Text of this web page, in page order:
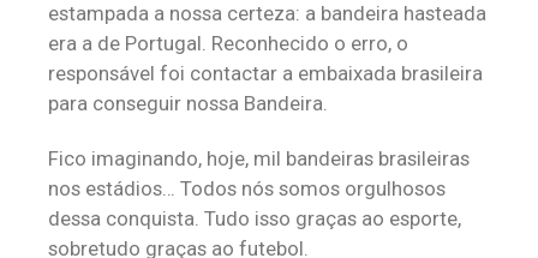
estampada a nossa certeza: a bandeira hasteada
era a de Portugal. Reconhecido o erro, o
responsável foi contactar a embaixada brasileira
para conseguir nossa Bandeira.
Fico imaginando, hoje, mil bandeiras brasileiras
nos estádios… Todos nós somos orgulhosos
dessa conquista. Tudo isso graças ao esporte,
sobretudo graças ao futebol.